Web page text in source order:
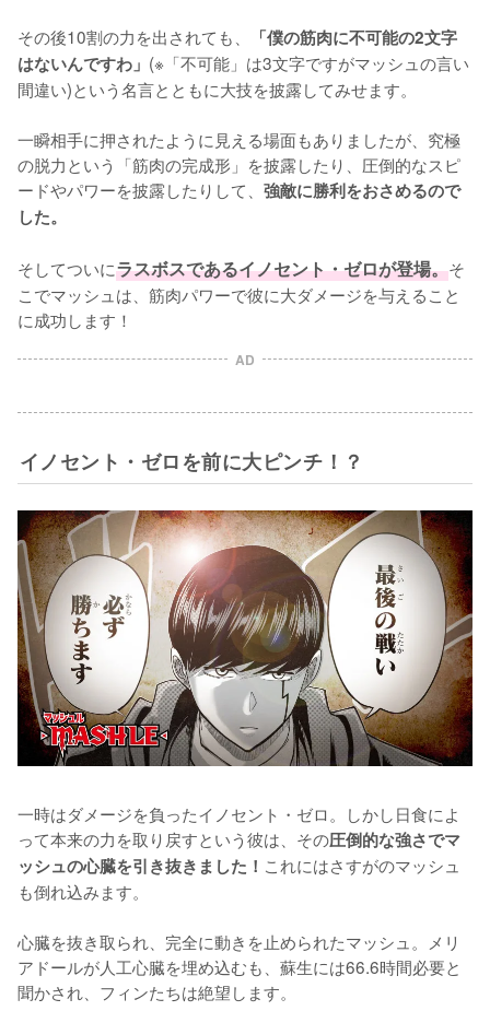
その後10割の力を出されても、
「僕の筋肉に不可能の2文字
はないんですわ」 (※「不可能」は3文字ですがマッシュの言い
間違い)という名言とともに大技を披露してみせます。
一瞬相手に押されたように見える場面もありましたが、究極
の脱力という「筋肉の完成形」を披露したり、圧倒的なスピ
ードやパワーを披露したりして、 強敵に勝利をおさめるので
した。
そしてついにラスボスであるイノセント・ゼロが登場。そ
こでマッシュは、筋肉パワーで彼に大ダメージを与えること
に成功します！
AD
イノセント・ゼロを前に大ピンチ！？
一時はダメージを負ったイノセント・ゼロ。しかし日食によ
って本来の力を取り戻すという彼は、その圧倒的な強さでマ
ッシュの心臓を引き抜きました！ これにはさすがのマッシュ
も倒れ込みます。
心臓を抜き取られ、完全に動きを止められたマッシュ。メリ
アドールが人工心臓を埋め込むも、蘇生には66.6時間必要と
聞かされ、フィンたちは絶望します。